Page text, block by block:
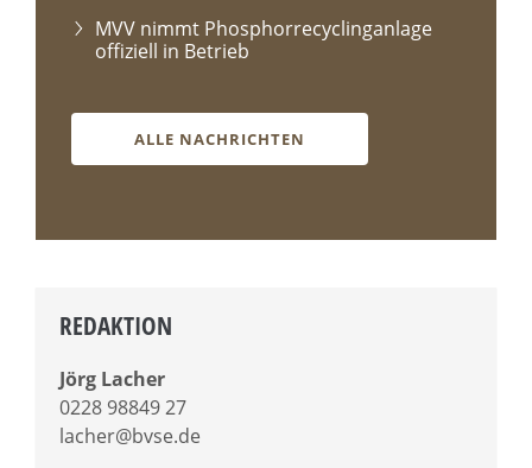
MVV nimmt Phosphorrecyclinganlage
offiziell in Betrieb
ALLE NACHRICHTEN
REDAKTION
Jörg Lacher
0228 98849 27
lacher@bvse.de